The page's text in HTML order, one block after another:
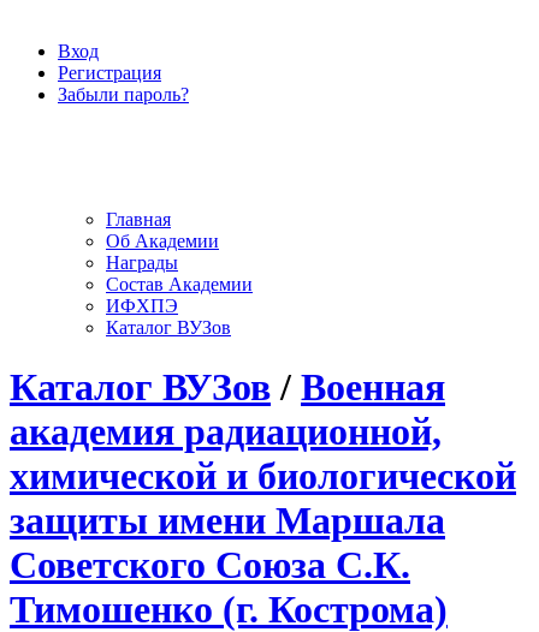
Вход
Регистрация
Забыли пароль?
Главная
Об Академии
Награды
Состав Академии
ИФХПЭ
Каталог ВУЗов
Каталог ВУЗов / Военная
академия радиационной,
химической и биологической
защиты имени Маршала
Советского Союза С.К.
Тимошенко (г. Кострома)